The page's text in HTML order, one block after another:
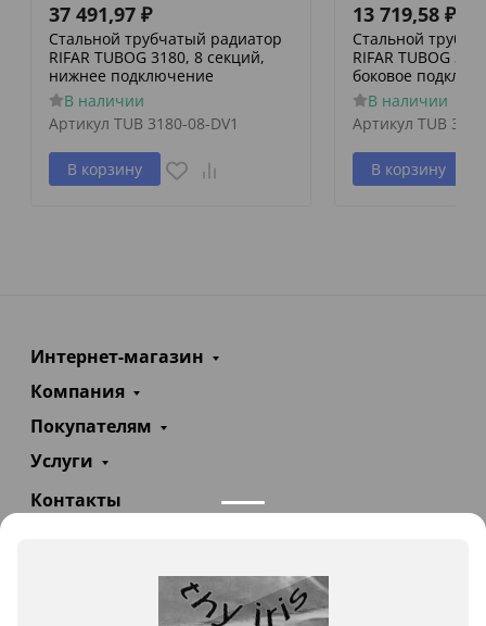
37 491,97 ₽
Стальной трубчатый радиатор
RIFAR TUBOG 3180, 8 секций,
нижнее подключение
В наличии
Артикул TUB 3180-08-DV1
В корзину
13 719,58 ₽
Стальной
RIFAR TUBOG
боковое
В наличии
Артикул TUB
В корзину
Интернет-магазин
Компания
Покупателям
Услуги
Контакты
info@teploexpert.com
Пн—Сб 09:00 – 18:00